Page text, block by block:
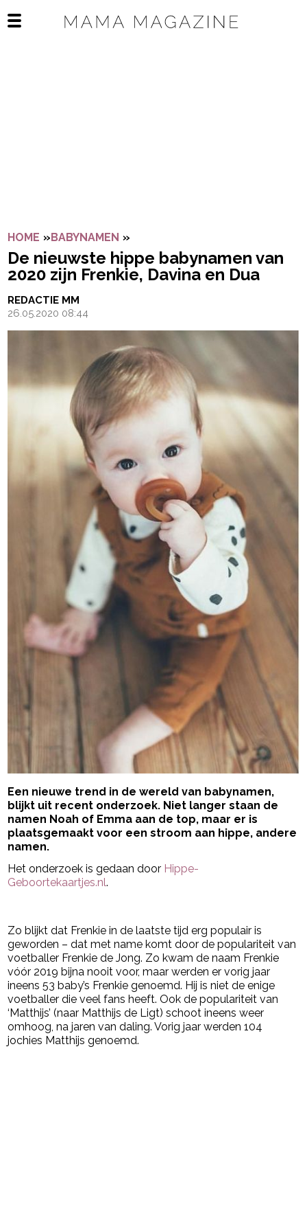
Open het mobiele menu
HOME »BABYNAMEN »
De nieuwste hippe babynamen van
2020 zijn Frenkie, Davina en Dua
REDACTIE MM
26.05.2020 08:44
Een nieuwe trend in de wereld van babynamen,
blijkt uit recent onderzoek. Niet langer staan de
namen Noah of Emma aan de top, maar er is
plaatsgemaakt voor een stroom aan hippe, andere
namen.
Het onderzoek is gedaan door Hippe-
Geboortekaartjes.nl.
Zo blijkt dat Frenkie in de laatste tijd erg populair is
geworden – dat met name komt door de populariteit van
voetballer Frenkie de Jong. Zo kwam de naam Frenkie
vóór 2019 bijna nooit voor, maar werden er vorig jaar
ineens 53 baby’s Frenkie genoemd. Hij is niet de enige
voetballer die veel fans heeft. Ook de populariteit van
‘Matthijs’ (naar Matthijs de Ligt) schoot ineens weer
omhoog, na jaren van daling. Vorig jaar werden 104
jochies Matthijs genoemd.